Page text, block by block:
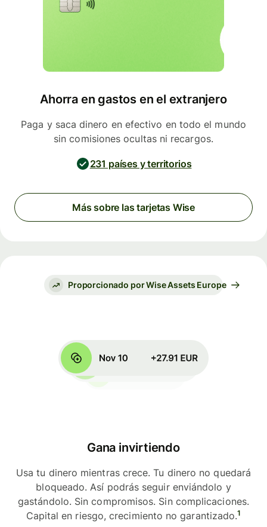
Ahorra en gastos en el extranjero
Paga y saca dinero en efectivo en todo el mundo
sin comisiones ocultas ni recargos.
231 países y territorios
Más sobre las tarjetas Wise
Proporcionado por Wise Assets Europe
Gana invirtiendo
Usa tu dinero mientras crece. Tu dinero no quedará
bloqueado. Así podrás seguir enviándolo y
gastándolo. Sin compromisos. Sin complicaciones.
Capital en riesgo, crecimiento no garantizado.1